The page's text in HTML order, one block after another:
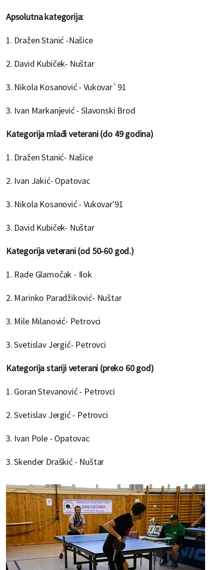
Apsolutna kategorija:
1. Dražen Stanić -Našice
2. David Kubiček- Nuštar
3. Nikola Kosanović - Vukovar`91
3. Ivan Markanjević - Slavonski Brod
Kategorija mlađi veterani (do 49 godina)
1. Dražen Stanić- Našice
2. Ivan Jakić- Opatovac
3. Nikola Kosanović - Vukovar'91
3. David Kubiček- Nuštar
Kategorija veterani (od 50-60 god.)
1. Rade Glamočak - Ilok
2. Marinko Paradžiković- Nuštar
3. Mile Milanović- Petrovci
3. Svetislav Jergić- Petrovci
Kategorija stariji veterani (preko 60 god)
1. Goran Stevanović - Petrovci
2. Svetislav Jergić - Petrovci
3. Ivan Pole - Opatovac
3. Skender Draškić - Nuštar